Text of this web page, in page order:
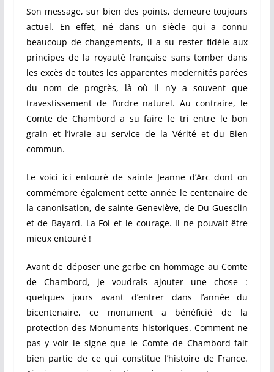
Son message, sur bien des points, demeure toujours
actuel. En effet, né dans un siècle qui a connu
beaucoup de changements, il a su rester fidèle aux
principes de la royauté française sans tomber dans
les excès de toutes les apparentes modernités parées
du nom de progrès, là où il n’y a souvent que
travestissement de l’ordre naturel. Au contraire, le
Comte de Chambord a su faire le tri entre le bon
grain et l’ivraie au service de la Vérité et du Bien
commun.
Le voici ici entouré de sainte Jeanne d’Arc dont on
commémore également cette année le centenaire de
la canonisation, de sainte-Geneviève, de Du Guesclin
et de Bayard. La Foi et le courage. Il ne pouvait être
mieux entouré !
Avant de déposer une gerbe en hommage au Comte
de Chambord, je voudrais ajouter une chose :
quelques jours avant d’entrer dans l’année du
bicentenaire, ce monument a bénéficié de la
protection des Monuments historiques. Comment ne
pas y voir le signe que le Comte de Chambord fait
bien partie de ce qui constitue l’histoire de France.